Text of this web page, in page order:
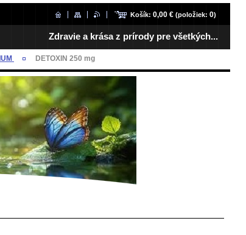
Košík: 0,00 € (položiek: 0)
Zdravie a krása z prírody pre všetkých...
DETOXIN 250 mg